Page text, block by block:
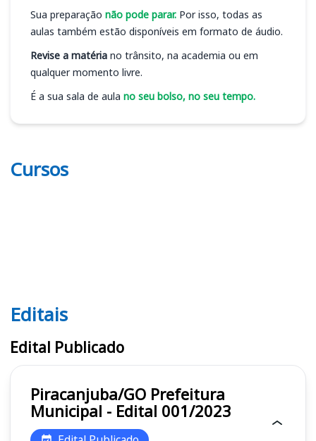
Sua preparação não pode parar. Por isso, todas as
aulas também estão disponíveis em formato de áudio.
Revise a matéria no trânsito, na academia ou em
qualquer momento livre.
É a sua sala de aula no seu bolso, no seu tempo.
Cursos
Editais
Editais
Edital Publicado
Piracanjuba/GO Prefeitura
Municipal - Edital 001/2023